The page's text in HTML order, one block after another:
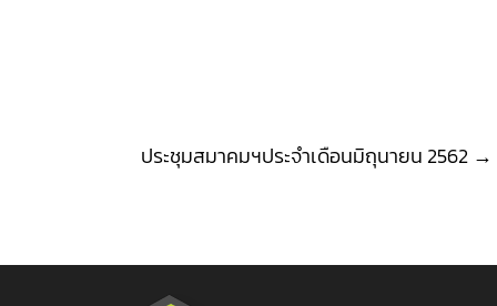
ประชุมสมาคมฯประจำเดือนมิถุนายน 2562 →